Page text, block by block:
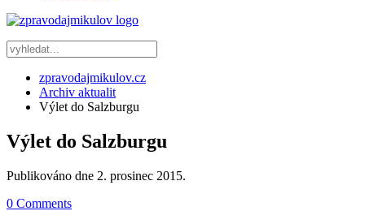
zpravodajmikulov.cz
Archiv aktualit
Výlet do Salzburgu
Výlet do Salzburgu
Publikováno dne 2. prosinec 2015.
0 Comments